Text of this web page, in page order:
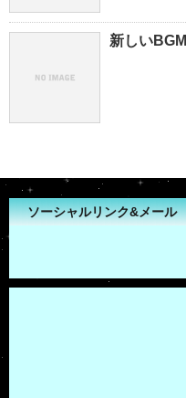
新しい
ソーシャルリンク&メール